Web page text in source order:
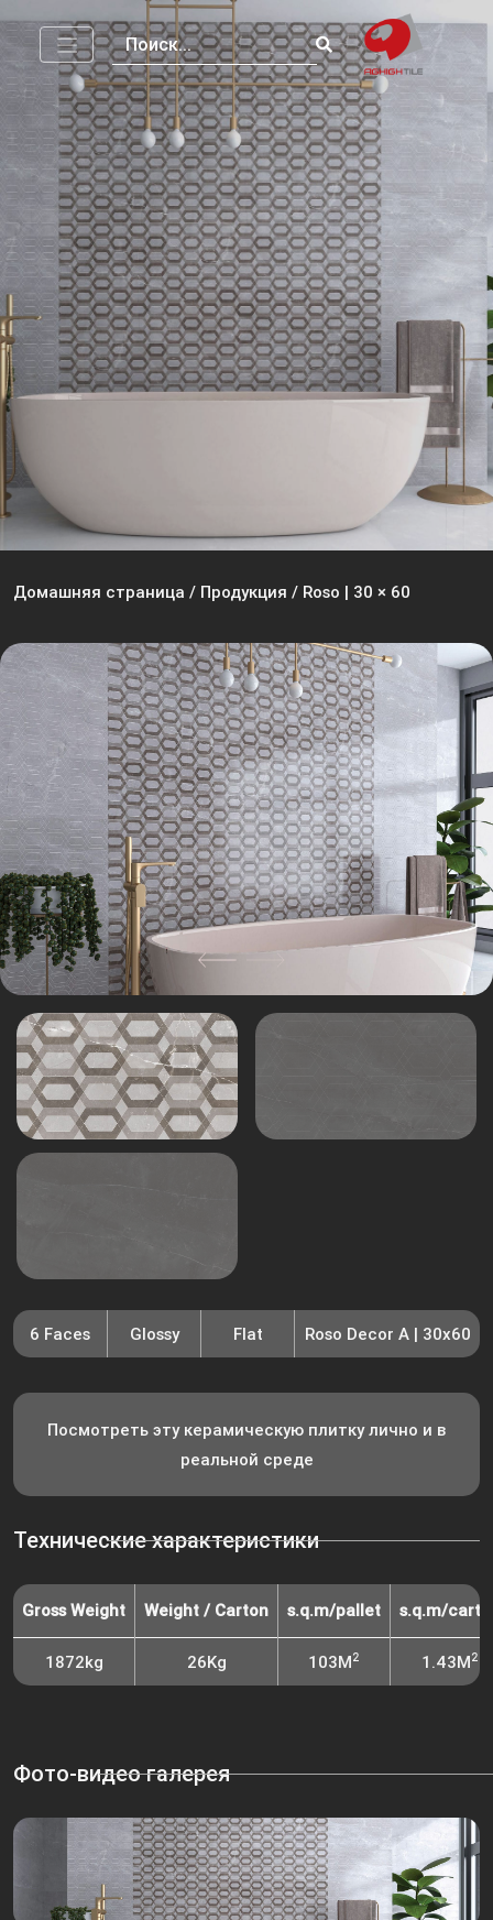
Домашняя страница / Продукция / Roso | 30 × 60
6 Faces Glossy Flat Roso Decor A | 30x60
Посмотреть эту керамическую плитку лично и в
реальной среде
Технические характеристики
Gross Weight Weight / Carton s.q.m/pallet s.q.m/
1872kg 26Kg 103M2 1.43M2
Фото-видео галерея